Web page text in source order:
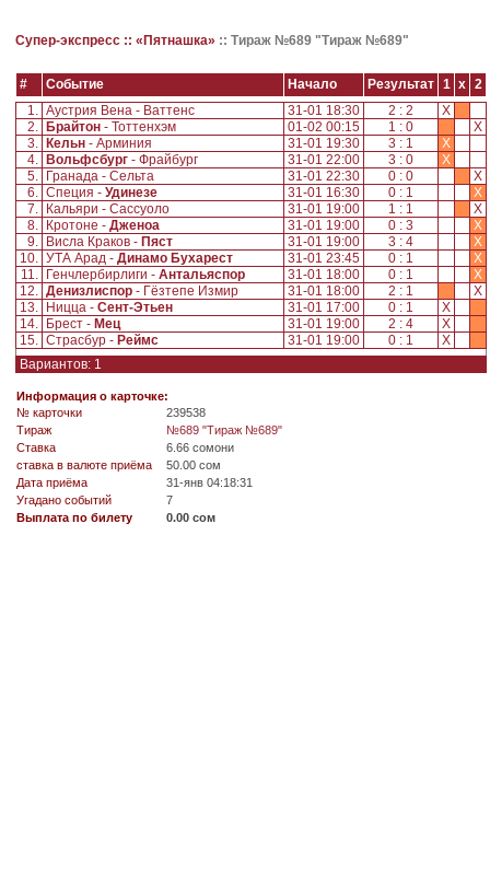
Супер-экспресс :: «Пятнашка» :: Тираж №689 "Тираж №689"
# Событие Начало Результат 1 x 2
1. Аустрия Вена - Ваттенс 31-01 18:30 2 : 2
X
2.
Брайтон - Тоттенхэм 01-02 00:15 1 : 0
X
3.
Кельн - Арминия 31-01 19:30 3 : 1
X
4.
Вольфсбург - Фрайбург 31-01 22:00 3 : 0
X
5.
Гранада - Сельта 31-01 22:30 0 : 0
X
6. Специя - Удинезе 31-01 16:30 0 : 1
X
7.
Кальяри - Сассуоло 31-01 19:00 1 : 1
X
8.
Кротоне - Дженоа 31-01 19:00 0 : 3
X
9.
Висла Краков - Пяст 31-01 19:00 3 : 4
X
10. УТА Арад - Динамо Бухарест 31-01 23:45 0 : 1
X
11.
Генчлербирлиги - Антальяспор 31-01 18:00 0 : 1
X
12. Денизлиспор - Гёзтепе Измир 31-01 18:00 2 : 1
X
13.
Ницца - Сент-Этьен 31-01 17:00 0 : 1
X
14.
Брест - Мец 31-01 19:00 2 : 4
X
15. Страсбур - Реймс 31-01 19:00 0 : 1
X
Вариантов: 1
Информация о карточке:
№ карточки
239538
Tираж
№689 "Тираж №689"
Ставка
6.66 сомони
ставка в валюте приёма
50.00 сом
Дата приёма
31-янв 04:18:31
Угадано событий
7
Выплата по билету
0.00 сом